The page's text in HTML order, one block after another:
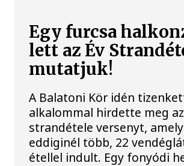
Egy furcsa
lett az Év
mutatjuk!
A Balatoni Kör idén
alkalommal hirdette meg
strandétele versenyt,
eddiginél több, 22
étellel indult. Egy fonyódi